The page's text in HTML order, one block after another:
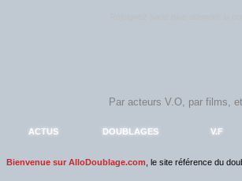
ACTUS DOUBLAGES V.F
Bienvenue sur AlloDoublage.com , le site référence du